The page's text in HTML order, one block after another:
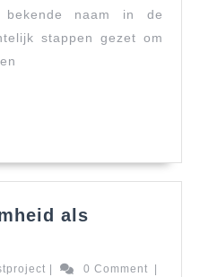
bekende naam in de
stappen gezet om
als
crestproject0 Comment